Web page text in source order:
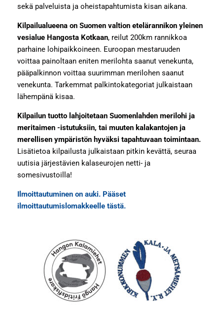
sekä palveluista ja oheistapahtumista kisan aikana.
Kilpailualueena on Suomen valtion etelärannikon yleinen
vesialue Hangosta Kotkaan, reilut 200km rannikkoa
parhaine lohipaikkoineen. Euroopan mestaruuden
voittaa painoltaan eniten merilohta saanut venekunta,
pääpalkinnon voittaa suurimman merilohen saanut
venekunta. Tarkemmat palkintokategoriat julkaistaan
lähempänä kisaa.
Kilpailun tuotto lahjoitetaan Suomenlahden merilohi ja
meritaimen -istutuksiin, tai muuten kalakantojen ja
merellisen ympäristön hyväksi tapahtuvaan toimintaan.
Lisätietoa kilpailusta julkaistaan pitkin kevättä, seuraa
uutisia järjestävien kalaseurojen netti- ja
somesivustoilla!
Ilmoittautuminen on auki. Pääset
ilmoittautumislomakkeelle tästä.